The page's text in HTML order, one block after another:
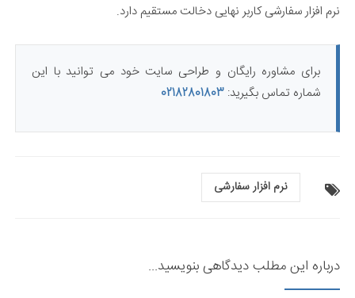
نرم افزار سفارشی کاربر نهایی دخالت مستقیم دارد.
برای مشاوره رایگان و طراحی سایت خود می توانید با این
شماره تماس بگیرید: 02182801803
نرم افزار سفارشی
درباره این مطلب دیدگاهی بنویسید...